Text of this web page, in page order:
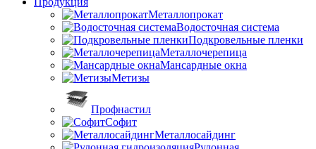
Металлопрокат
Водосточная система
Подкровельные пленки
Металлочерепица
Мансардные окна
Метизы
Профнастил
Софит
Металлосайдинг